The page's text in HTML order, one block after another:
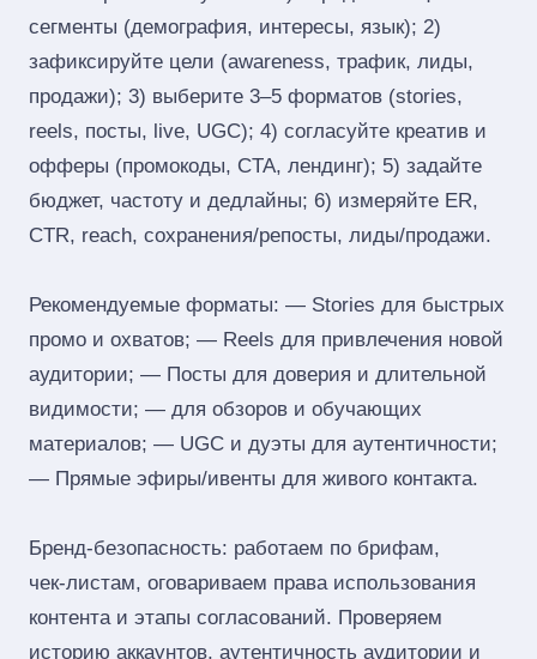
сегменты (демография, интересы, язык); 2)
зафиксируйте цели (awareness, трафик, лиды,
продажи); 3) выберите 3–5 форматов (stories,
reels, посты, live, UGC); 4) согласуйте креатив и
офферы (промокоды, CTA, лендинг); 5) задайте
бюджет, частоту и дедлайны; 6) измеряйте ER,
CTR, reach, сохранения/репосты, лиды/продажи.
Рекомендуемые форматы: — Stories для быстрых
промо и охватов; — Reels для привлечения новой
аудитории; — Посты для доверия и длительной
видимости; — для обзоров и обучающих
материалов; — UGC и дуэты для аутентичности;
— Прямые эфиры/ивенты для живого контакта.
Бренд‑безопасность: работаем по брифам,
чек‑листам, оговариваем права использования
контента и этапы согласований. Проверяем
историю аккаунтов, аутентичность аудитории и